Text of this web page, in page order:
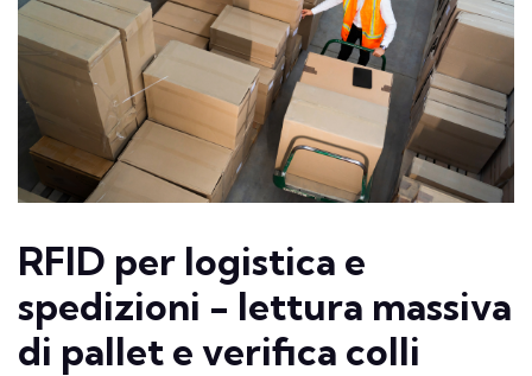
RFID per logistica e
spedizioni - lettura massiva
di pallet e verifica colli